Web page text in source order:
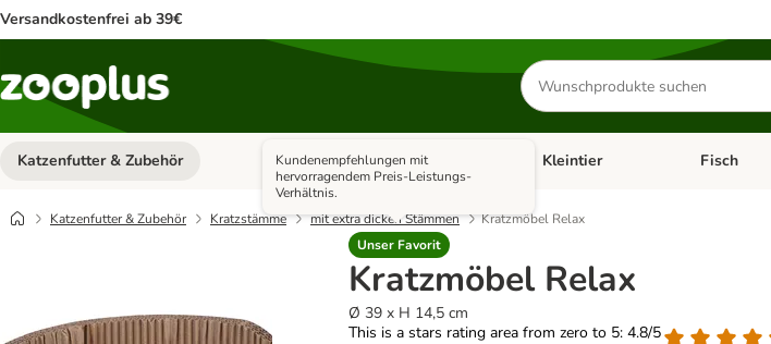
Versandkostenfrei ab 39€
Produkte
suchen
Katzenfutter & Zubehör Kategorie-Menü öffnen: Katzenfutter & Zubehör
Hundefutter & Zubehör Kategorie-Menü öffnen:
Kleintier Kategorie-
Fisch
Katzenfutter & Zubehör Kratzstämme mit extra dicken Stämmen
Kratzmöbel Relax
Unser Favorit
Kundenempfehlungen mit
hervorragendem Preis-Leistungs-
Verhältnis.
Kratzmöbel Relax
Ø 39 x H 14,5 cm
This is a stars rating area from zero to 5: 4.8/5